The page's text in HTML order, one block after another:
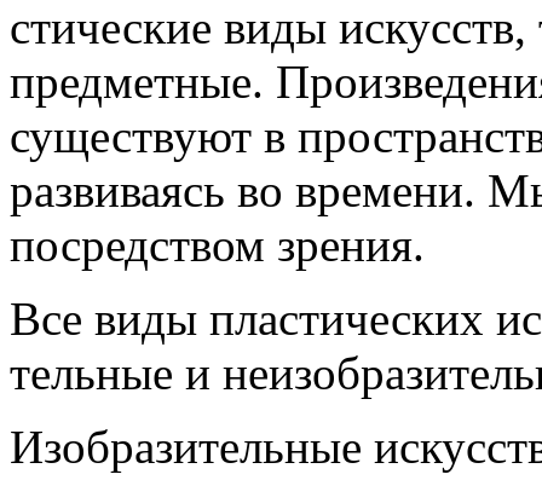
стические виды
пред­метные.
су­ществуют в
развиваясь во времени.
посредством зрения.
Все виды пластических
тельные и
Изобразительные